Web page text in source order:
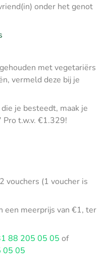
onder het genot
met vegetariërs
vermeld deze bij je
je besteedt, maak je
Pro t.w.v. €1.329!
vouchers (1 voucher is
een meerprijs van €1, ter
88 205 05 05 of
05 05